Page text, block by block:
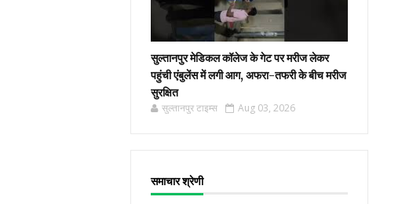
सुल्तानपुर मेडिकल कॉलेज के गेट पर मरीज लेकर
पहुंची एंबुलेंस में लगी आग, अफरा-तफरी के बीच मरीज
सुरक्षित
सुल्तानपुर टाइम्स Aug 03, 2026
समाचार श्रेणी